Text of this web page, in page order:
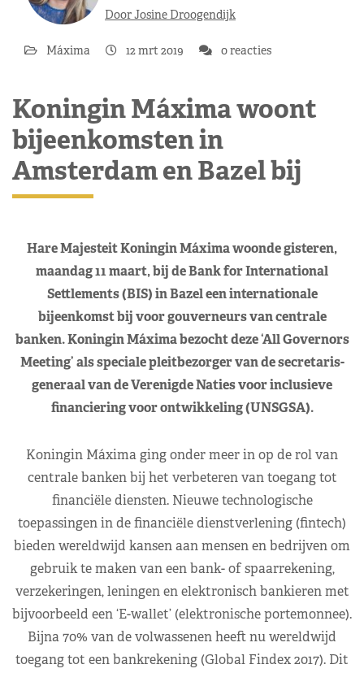
Door Josine Droogendijk
Máxima 12 mrt 2019 0 reacties
Koningin Máxima woont
bijeenkomsten in
Amsterdam en Bazel bij
Hare Majesteit Koningin Máxima woonde gisteren,
maandag 11 maart, bij de Bank for International
Settlements (BIS) in Bazel een internationale
bijeenkomst bij voor gouverneurs van centrale
banken. Koningin Máxima bezocht deze ‘All Governors
Meeting’ als speciale pleitbezorger van de secretaris-
generaal van de Verenigde Naties voor inclusieve
financiering voor ontwikkeling (UNSGSA).
Koningin Máxima ging onder meer in op de rol van
centrale banken bij het verbeteren van toegang tot
financiële diensten. Nieuwe technologische
toepassingen in de financiële dienstverlening (fintech)
bieden wereldwijd kansen aan mensen en bedrijven om
gebruik te maken van een bank- of spaarrekening,
verzekeringen, leningen en elektronisch bankieren met
bijvoorbeeld een ‘E-wallet’ (elektronische portemonnee).
Bijna 70% van de volwassenen heeft nu wereldwijd
toegang tot een bankrekening (Global Findex 2017). Dit